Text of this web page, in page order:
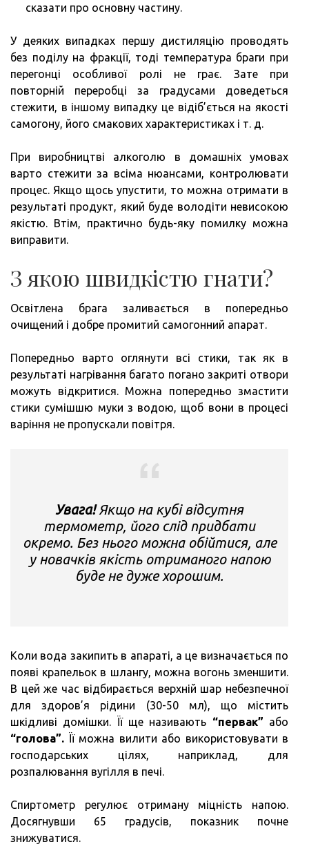
сказати про основну частину.
У деяких випадках першу дистиляцію проводять
без поділу на фракції, тоді температура браги при
перегонці особливої ​​ролі не грає. Зате при
повторній переробці за градусами доведеться
стежити, в іншому випадку це відіб’ється на якості
самогону, його смакових характеристиках і т. д.
При виробництві алкоголю в домашніх умовах
варто стежити за всіма нюансами, контролювати
процес. Якщо щось упустити, то можна отримати в
результаті продукт, який буде володіти невисокою
якістю. Втім, практично будь-яку помилку можна
виправити.
З якою швидкістю гнати?
Освітлена брага заливається в попередньо
очищений і добре промитий самогонний апарат.
Попередньо варто оглянути всі стики, так як в
результаті нагрівання багато погано закриті отвори
можуть відкритися. Можна попередньо змастити
стики сумішшю муки з водою, щоб вони в процесі
варіння не пропускали повітря.
Увага!Якщо на кубі відсутня
термометр, його слід придбати
окремо. Без нього можна обійтися, але
у новачків якість отриманого напою
буде не дуже хорошим.
Коли вода закипить в апараті, а це визначається по
появі крапельок в шлангу, можна вогонь зменшити.
В цей же час відбирається верхній шар небезпечної
для здоров’я рідини (30-50 мл), що містить
шкідливі домішки. Її ще називають “первак” або
“голова”. Її можна вилити або використовувати в
господарських цілях, наприклад, для
розпалювання вугілля в печі.
Спиртометр регулює отриману міцність напою.
Досягнувши 65 градусів, показник почне
знижуватися.